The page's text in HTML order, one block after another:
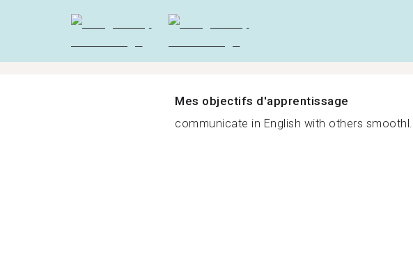
Mes objectifs d'apprentissage
communicate in English with others smoothl...